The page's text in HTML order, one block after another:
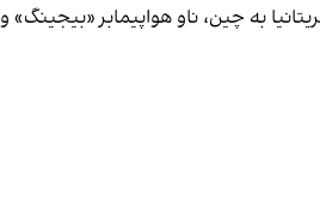
هانگ‌کانگ از بریتانیا به چین، ناو